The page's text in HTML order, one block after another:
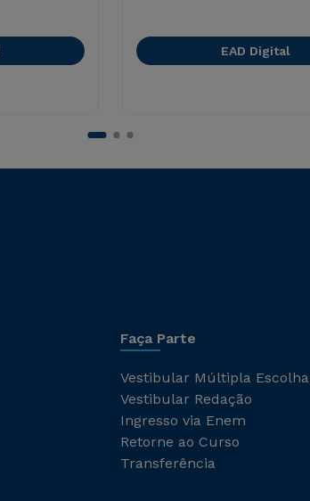
EAD Digital
Faça Parte
Vestibular Múltipla Escolha
Vestibular Redação
Ingresso via Enem
Retorne ao Curso
Transferência